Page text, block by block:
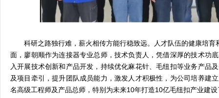
科研之路独行难，薪火相传方能行稳致远。人才队伍的健康培育
面，廖朝顺作为连接器专业总师，技术负责人，凭借深厚的技术功
入开展技术创新和产品开发，持续优化麻花针、毛纽扣等业务产品
及项目牵引，提升团队成员能力，激发人才积极性，为公司培养建
名高级工程师及产品总师，特别为未来10年打造10亿毛纽扣产业建